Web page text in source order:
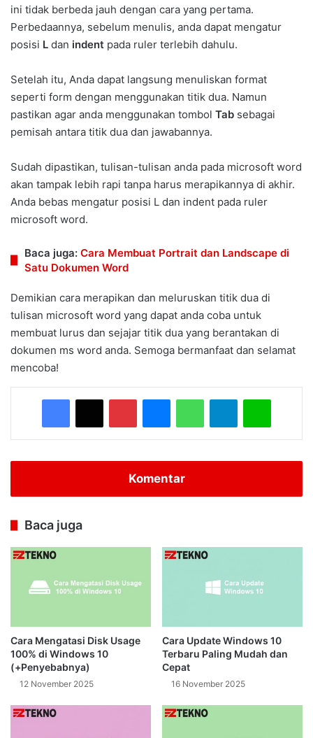
ini tidak berbeda jauh dengan cara yang pertama.
Perbedaannya, sebelum menulis, anda dapat mengatur
posisi L dan indent pada ruler terlebih dahulu.
Setelah itu, Anda dapat langsung menuliskan format
seperti form dengan menggunakan titik dua. Namun
pastikan agar anda menggunakan tombol Tab sebagai
pemisah antara titik dua dan jawabannya.
Sudah dipastikan, tulisan-tulisan anda pada microsoft word
akan tampak lebih rapi tanpa harus merapikannya di akhir.
Anda bebas mengatur posisi L dan indent pada ruler
microsoft word.
Baca juga: Cara Membuat Portrait dan Landscape di
Satu Dokumen Word
Demikian cara merapikan dan meluruskan titik dua di
tulisan microsoft word yang dapat anda coba untuk
membuat lurus dan sejajar titik dua yang berantakan di
dokumen ms word anda. Semoga bermanfaat dan selamat
mencoba!
Facebook
X PinterestMessengerWhatsAppTelegramLine
Komentar
Baca juga
Cara Mengatasi Disk Usage
100% di Windows 10
(+Penyebabnya)
12 November 2025
Cara Update Windows 10
Terbaru Paling Mudah dan
Cepat
16 November 2025